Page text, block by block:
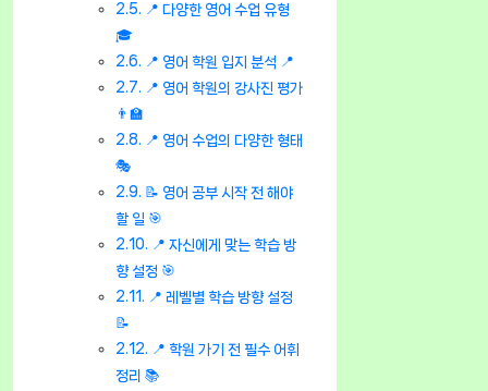
📍 다양한 영어 수업 유형
🎓
📍 영어 학원 입지 분석 📍
📍 영어 학원의 강사진 평가
👨‍🏫
📍 영어 수업의 다양한 형태
🎭
📝 영어 공부 시작 전 해야
할 일 🎯
📍 자신에게 맞는 학습 방
향 설정 🎯
📍 레벨별 학습 방향 설정
📝
📍 학원 가기 전 필수 어휘
정리 📚